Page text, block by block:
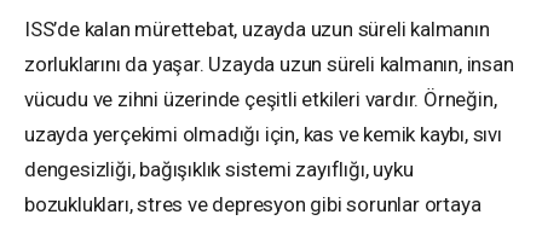
ISS’de kalan mürettebat, uzayda uzun süreli kalmanın
zorluklarını da yaşar. Uzayda uzun süreli kalmanın, insan
vücudu ve zihni üzerinde çeşitli etkileri vardır. Örneğin,
uzayda yerçekimi olmadığı için, kas ve kemik kaybı, sıvı
dengesizliği, bağışıklık sistemi zayıflığı, uyku
bozuklukları, stres ve depresyon gibi sorunlar ortaya